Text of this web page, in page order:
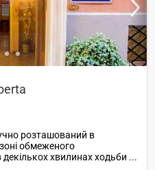
розташований в
обмеженого
хвилинах ходьби ...